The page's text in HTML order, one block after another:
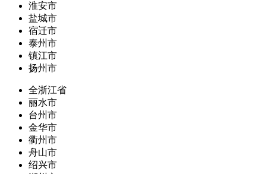
淮安市
盐城市
宿迁市
泰州市
镇江市
扬州市
全浙江省
丽水市
台州市
金华市
衢州市
舟山市
绍兴市